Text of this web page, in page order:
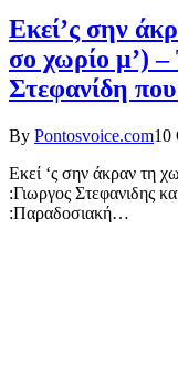
Εκεί’ς σην
σο χωρίο μ’)
Στεφανίδη
By Pontosvoice.com10
Εκεί ‘ς σην άκραν τη
:Γιωργος Στεφανιδης
:Παραδοσιακή…